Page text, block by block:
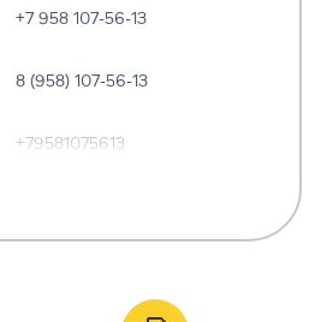
+7 958 107-56-13
8 (958) 107-56-13
+79581075613